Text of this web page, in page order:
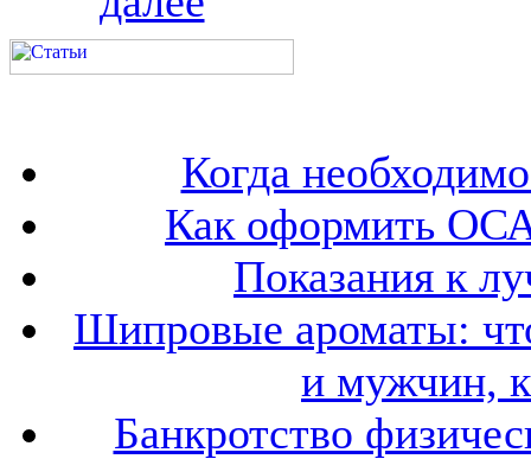
Когда
Как оформить
Показания к
Шипровые ароматы:
и мужчин,
Банкротство